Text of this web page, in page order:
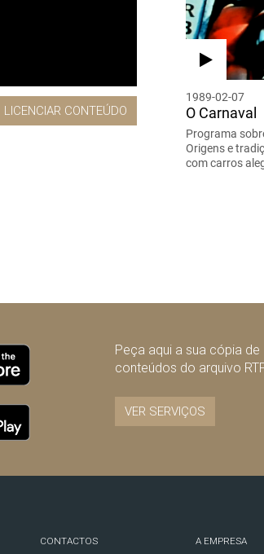
LICENCIAR CONTEÚDO
1989-02-07
O Carnaval
Programa
Origens e
com carros
Peça aqui a sua cópia de
conteúdos do arquivo
VER SERVIÇOS
CONTACTOS
A EMPRESA